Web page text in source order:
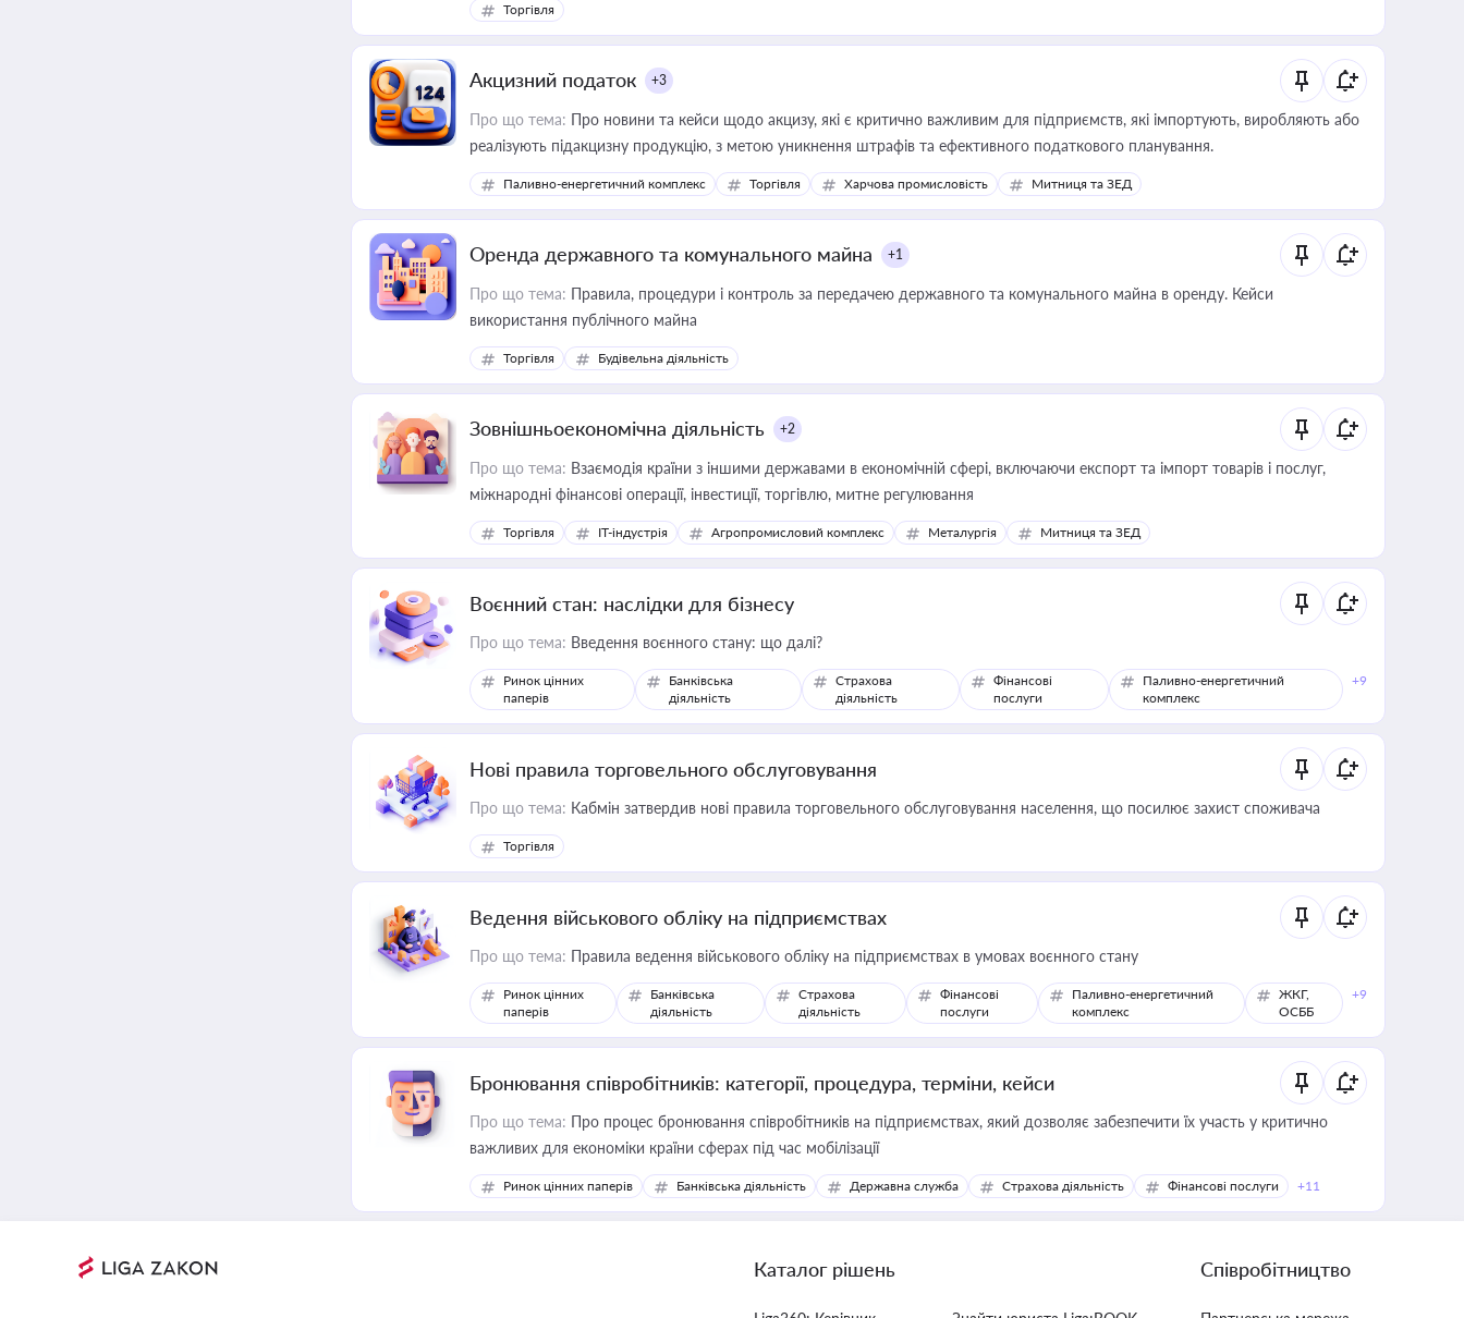
Торгівля
Акцизний податок +3
Про що тема: Про новини та кейси щодо акцизу, які є критично важливим для підприємств, які імпортують, виробляють або
реалізують підакцизну продукцію, з метою уникнення штрафів та ефективного податкового планування.
Паливно-енергетичний комплекс Торгівля Харчова промисловість Митниця та ЗЕД
Оренда державного та комунального майна +1
Про що тема: Правила, процедури і контроль за передачею державного та комунального майна в оренду. Кейси
використання публічного майна
Торгівля Будівельна діяльність
Зовнішньоекономічна діяльність +2
Про що тема: Взаємодія країни з іншими державами в економічній сфері, включаючи експорт та імпорт товарів і послуг,
міжнародні фінансові операції, інвестиції, торгівлю, митне регулювання
Торгівля IT-індустрія Агропромисловий комплекс Металургія Митниця та ЗЕД
Воєнний стан: наслідки для бізнесу
Про що тема: Введення воєнного стану: що далі?
Ринок цінних
паперів
Банківська
діяльність
Страхова
діяльність
Фінансові
послуги
Паливно-енергетичний
комплекс
+9
Нові правила торговельного обслуговування
Про що тема: Кабмін затвердив нові правила торговельного обслуговування населення, що посилює захист споживача
Торгівля
Ведення військового обліку на підприємствах
Про що тема: Правила ведення військового обліку на підприємствах в умовах воєнного стану
Ринок цінних
паперів
Банківська
діяльність
Страхова
діяльність
Фінансові
послуги
Паливно-енергетичний
комплекс
ЖКГ,
ОСББ
+9
Бронювання співробітників: категорії, процедура, терміни, кейси
Про що тема: Про процес бронювання співробітників на підприємствах, який дозволяє забезпечити їх участь у критично
важливих для економіки країни сферах під час мобілізації
Ринок цінних паперів Банківська діяльність Державна служба Страхова діяльність Фінансові послуги +11
Каталог рішень Співробітництво